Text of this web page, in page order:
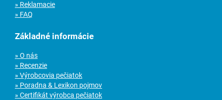
» Reklamacie
» FAQ
Základné informácie
» O nás
» Recenzie
» Výrobcovia pečiatok
» Poradna & Lexikon pojmov
» Certifikát výrobca pečiatok